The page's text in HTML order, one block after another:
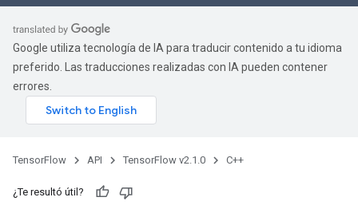
Google utiliza tecnología de IA para traducir contenido a tu idioma
preferido. Las traducciones realizadas con IA pueden contener
errores.
TensorFlow API TensorFlow v2.1.0 C++
¿Te resultó útil?